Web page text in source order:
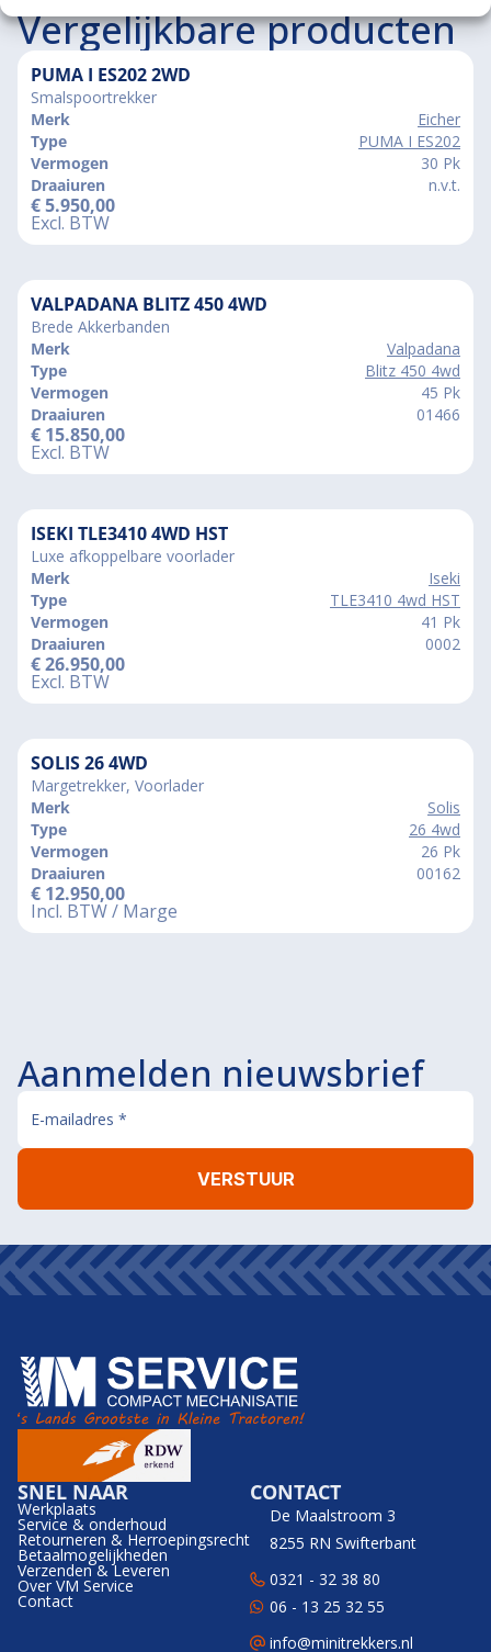
Vergelijkbare producten
PUMA I ES202 2WD
Smalspoortrekker
Merk
Eicher
Type
PUMA I ES202
Vermogen
30 Pk
Draaiuren
n.v.t.
€5.950,00
Excl. BTW
VALPADANA BLITZ 450 4WD
Brede Akkerbanden
Merk
Valpadana
Type
Blitz 450 4wd
Vermogen
45 Pk
Draaiuren
01466
€ 15.850,00
Excl. BTW
ISEKI TLE3410 4WD HST
Luxe afkoppelbare voorlader
Merk
Iseki
Type
TLE3410 4wd HST
Vermogen
41 Pk
Draaiuren
0002
€26.950,00
Excl. BTW
SOLIS 26 4WD
Margetrekker, Voorlader
Merk
Solis
Type
26 4wd
Vermogen
26 Pk
Draaiuren
00162
€ 12.950,00
Incl. BTW / Marge
Aanmelden nieuwsbrief
SNEL NAAR
Werkplaats
Service & onderhoud
Retourneren & Herroepingsrecht
Betaalmogelijkheden
Verzenden & Leveren
Over VM Service
Contact
CONTACT
De Maalstroom 3
8255 RN Swifterbant
0321 - 32 38 80
06 - 13 25 32 55
info@minitrekkers.nl